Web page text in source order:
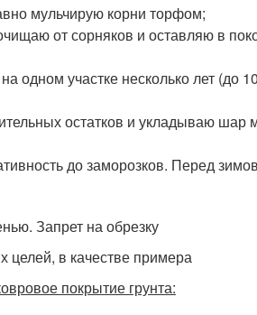
мульчирую корни торфом;
от сорняков и оставляю в
одном участке несколько лет (до
остатков и укладываю шар
до заморозков. Перед
целей, в качестве примера
покрытие грунта: